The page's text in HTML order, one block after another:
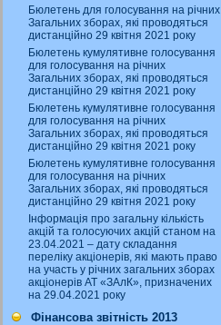
Бюлетень для голосування на річних
Загальних зборах, які проводяться
дистанційно 29 квітня 2021 року
Бюлетень кумулятивне голосування
для голосування на річних
Загальних зборах, які проводяться
дистанційно 29 квітня 2021 року
Бюлетень кумулятивне голосування
для голосування на річних
Загальних зборах, які проводяться
дистанційно 29 квітня 2021 року
Бюлетень кумулятивне голосування
для голосування на річних
Загальних зборах, які проводяться
дистанційно 29 квітня 2021 року
Інформація про загальну кількість
акцій та голосуючих акцій станом на
23.04.2021 – дату складання
переліку акціонерів, які мають право
на участь у річних загальних зборах
акціонерів АТ «ЗАлК», призначених
на 29.04.2021 року
Фінансова звітність 2013